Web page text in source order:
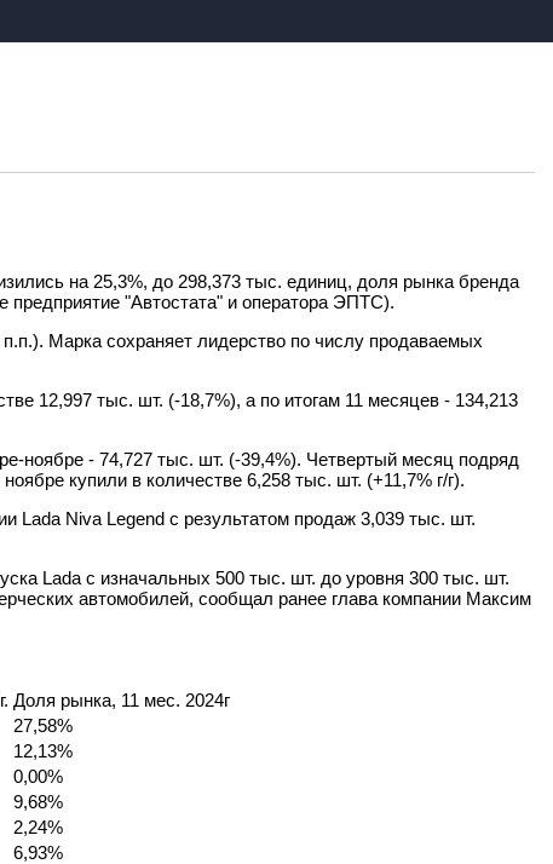
на 25,3%, до 298,373 тыс. единиц, доля рынка бренда
"Автостата" и оператора ЭПТС).
Марка сохраняет лидерство по числу продаваемых
12,997 тыс. шт. (-18,7%), а по итогам 11 месяцев - 134,213
ноябре - 74,727 тыс. шт. (-39,4%). Четвертый месяц подряд
купили в количестве 6,258 тыс. шт. (+11,7% г/г).
Niva Legend с результатом продаж 3,039 тыс. шт.
Lada с изначальных 500 тыс. шт. до уровня 300 тыс. шт.
автомобилей, сообщал ранее глава компании Максим
Доля рынка, 11 мес. 2024г
27,58%
12,13%
0,00%
9,68%
2,24%
6,93%